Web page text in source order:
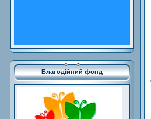
Благодійний фонд